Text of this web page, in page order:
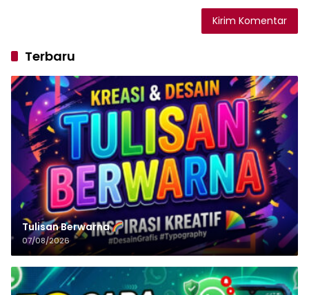
Terbaru
Tulisan‌‌‌‌‌‌‌‌‌‌‌‌‌‌‌‌ Berwarna
07/08/2026